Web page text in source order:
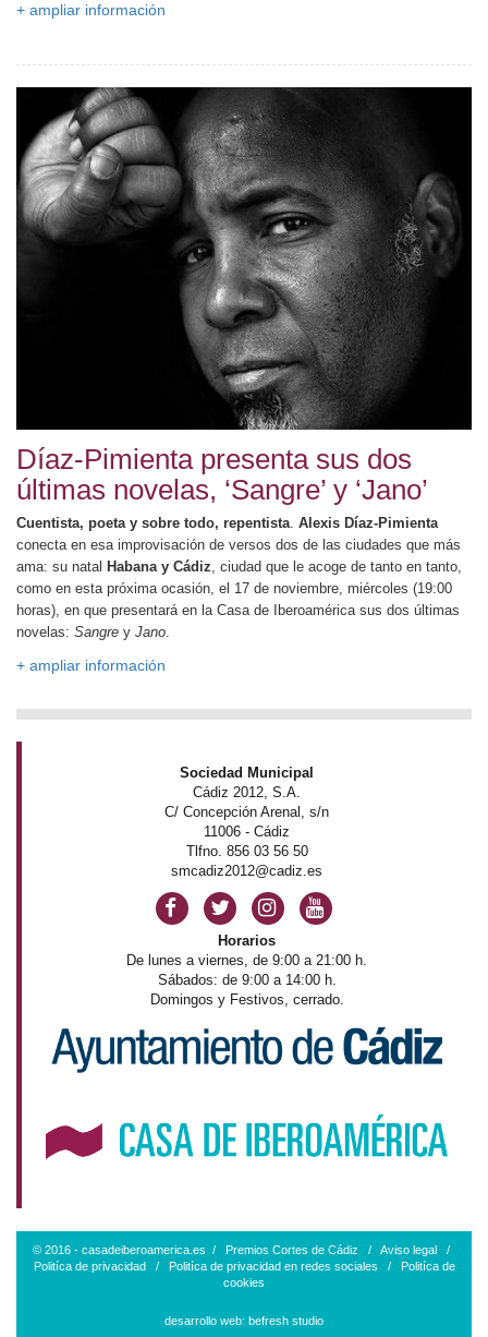
+ ampliar información
Díaz-Pimienta presenta sus dos
últimas novelas, ‘Sangre’ y ‘Jano’
Cuentista, poeta y sobre todo, repentista Alexis Díaz-Pimienta
conecta en esa improvisación de versos dos de las ciudades que más
ama: su natal Habana y Cádiz , ciudad que le acoge de tanto en tanto,
como en esta próxima ocasión, el 17 de noviembre, miércoles (19:00
horas), en que presentará en la Casa de Iberoamérica sus dos últimas
novelas: Sangre y Jano
+ ampliar información
Sociedad Municipal
Cádiz 2012, S.A.
C/ Concepción Arenal, s/n
11006 - Cádiz
Tlfno. 856 03 56 50
smcadiz2012@cadiz.es
Horarios
De lunes a viernes, de 9:00 a 21:00 h.
Sábados: de 9:00 a 14:00 h.
Domingos y Festivos, cerrado.
© 2016 - casadeiberoamerica.es / Premios Cortes de Cádiz / Aviso legal/
Politíca de privacidad/ Politíca de privacidad en redes sociales / Politíca de
cookies
desarrollo web: befresh studio